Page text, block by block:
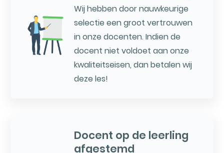
Wij hebben door nauwkeurige
selectie een groot vertrouwen
in onze docenten. Indien de
docent niet voldoet aan onze
kwaliteitseisen, dan betalen wij
deze les!
Docent op de leerling
afgestemd